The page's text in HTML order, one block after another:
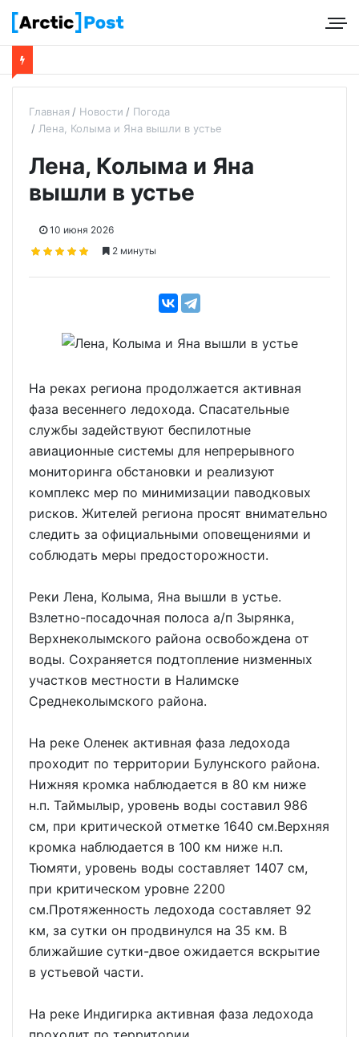
Главная Новости
Погода
Лена, Колыма и Яна вышли в устье
Лена, Колыма и Яна
вышли в устье
10 июня 2026
2 минуты
На реках региона продолжается активная
фаза весеннего ледохода. Спасательные
службы задействуют беспилотные
авиационные системы для непрерывного
мониторинга обстановки и реализуют
комплекс мер по минимизации паводковых
рисков. Жителей региона просят внимательно
следить за официальными оповещениями и
соблюдать меры предосторожности.
Реки Лена, Колыма, Яна вышли в устье.
Взлетно-посадочная полоса а/п Зырянка,
Верхнеколымского района освобождена от
воды. Сохраняется подтопление низменных
участков местности в Налимске
Среднеколымского района.
На реке Оленек активная фаза ледохода
проходит по территории Булунского района.
Нижняя кромка наблюдается в 80 км ниже
н.п. Таймылыр, уровень воды составил 986
см, при критической отметке 1640 см.Верхняя
кромка наблюдается в 100 км ниже н.п.
Тюмяти, уровень воды составляет 1407 см,
при критическом уровне 2200
см.Протяженность ледохода составляет 92
км, за сутки он продвинулся на 35 км. В
ближайшие сутки-двое ожидается вскрытие
в устьевой части.
На реке Индигирка активная фаза ледохода